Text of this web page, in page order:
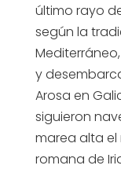
último rayo
según la
y
Arosa en
siguieron
marea alta el
romana de